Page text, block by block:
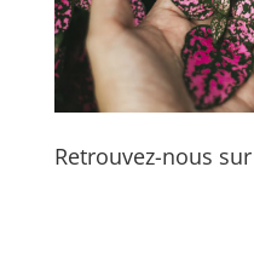
Retrouvez-nous